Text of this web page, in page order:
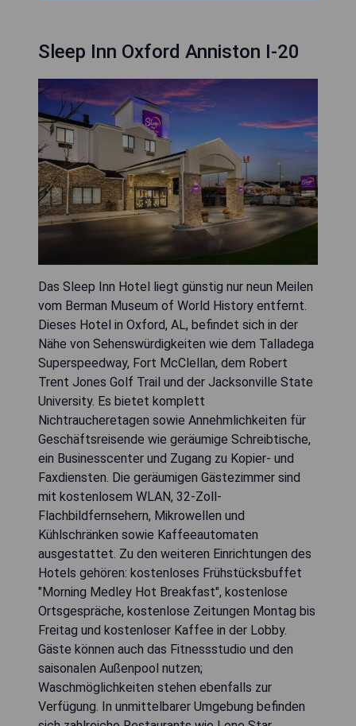
Sleep Inn Oxford Anniston I-20
Das Sleep Inn Hotel liegt günstig nur neun Meilen
vom Berman Museum of World History entfernt.
Dieses Hotel in Oxford, AL, befindet sich in der
Nähe von Sehenswürdigkeiten wie dem Talladega
Superspeedway, Fort McClellan, dem Robert
Trent Jones Golf Trail und der Jacksonville State
University. Es bietet komplett
Nichtraucheretagen sowie Annehmlichkeiten für
Geschäftsreisende wie geräumige Schreibtische,
ein Businesscenter und Zugang zu Kopier- und
Faxdiensten. Die geräumigen Gästezimmer sind
mit kostenlosem WLAN, 32-Zoll-
Flachbildfernsehern, Mikrowellen und
Kühlschränken sowie Kaffeeautomaten
ausgestattet. Zu den weiteren Einrichtungen des
Hotels gehören: kostenloses Frühstücksbuffet
"Morning Medley Hot Breakfast", kostenlose
Ortsgespräche, kostenlose Zeitungen Montag bis
Freitag und kostenloser Kaffee in der Lobby.
Gäste können auch das Fitnessstudio und den
saisonalen Außenpool nutzen;
Waschmöglichkeiten stehen ebenfalls zur
Verfügung. In unmittelbarer Umgebung befinden